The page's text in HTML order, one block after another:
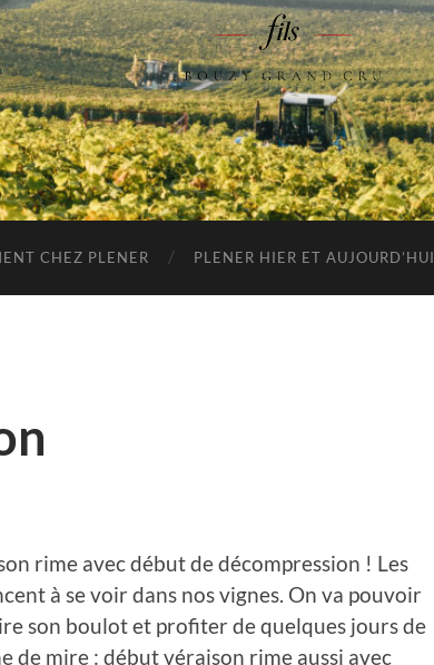
Champagne
Jean
Plener
Fils
CHEZ PLENER PLENER HIER ET AUJOURD’HUI
rime avec début de décompression ! Les
à se voir dans nos vignes. On va pouvoir
son boulot et profiter de quelques jours de
de mire : début véraison rime aussi avec